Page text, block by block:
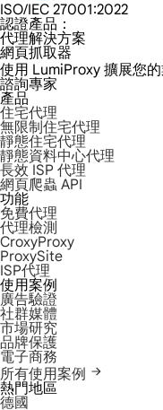
ISO/IEC 27001:2022
認證產品：
代理解決方案
網頁抓取器
使用 LumiProxy 擴展您
諮詢專家
產品
住宅代理
無限制住宅代理
靜態住宅代理
靜態資料中心代理
長效 ISP 代理
網頁爬蟲 API
功能
免費代理
代理檢測
CroxyProxy
ProxySite
ISP代理
使用案例
廣告驗證
社群媒體
市場研究
品牌保護
電子商務
所有使用案例
熱門地區
德國